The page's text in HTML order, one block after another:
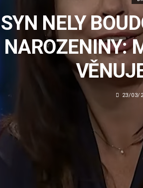
SYN NELY
NAROZENINY:
23/03/